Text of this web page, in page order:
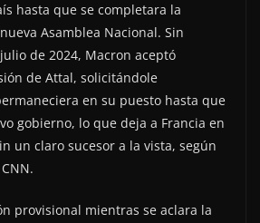
hasta que se completara la
Asamblea Nacional. Sin
de 2024, Macron aceptó
de Attal, solicitándole
en su puesto hasta que
gobierno, lo que deja a Francia en
un claro sucesor a la vista, según
provisional mientras se aclara la